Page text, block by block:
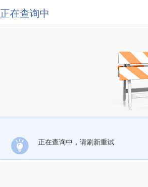
正在查询中
正在查询中，请刷新重试